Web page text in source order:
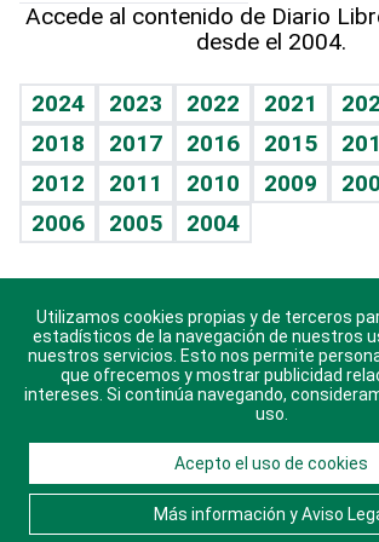
Vida y familia
Eñe
Celebrando la vida
Sin complejos
En pocas palabras
Escuchando al corazón
Economía Personal
TBT Deportivo
Guía del dinero
Horóscopos
Crucigramas
Accede al contenido de Diario
desde el 2004.
2024 2023 2022 2021
2018
2017 2016 2015
2012
2011 2010 2009
2006
2005 2004
Descarga nuestras aplicaciones para
sistema Huawei.
© 2021 Diario Libre, todos los
Consulta elAviso Legal. Ponte en
nosotros y conoce más sobre
Utilizamos cookies propias y de terceros
estadísticos de la navegación de nuestros
nuestros servicios. Esto nos permite
que ofrecemos y mostrar publicidad
intereses. Si continúa navegando,
uso.
Acepto el uso de cookies
Más información y Aviso